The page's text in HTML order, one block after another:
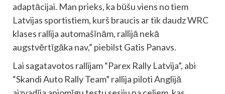
adaptācijai. Man prieks, ka būšu viens no tiem
Latvijas sportistiem, kurš braucis ar tik daudz WRC
klases rallija automašīnām, rallijā nekā
augstvērtīgāka nav,” piebilst Gatis Panavs.
Lai sagatavotos rallijam “Parex Rally Latvija”, abi
“Skandi Auto Rally Team” rallija piloti Anglijā